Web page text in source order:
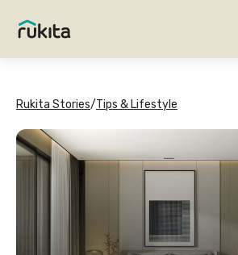
Rukita Stories/Tips & Lifestyle